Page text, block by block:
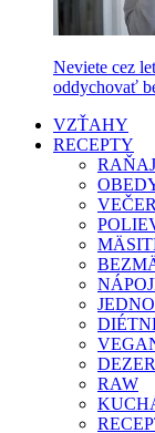
Neviete cez
oddychovať
VZŤAHY
RECEPTY
RAW